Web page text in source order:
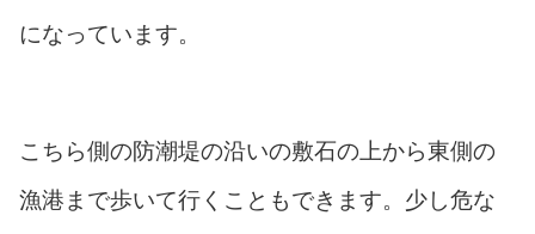
になっています。
こちら側の防潮堤の沿いの敷石の上から東側の
漁港まで歩いて行くこともできます。少し危な